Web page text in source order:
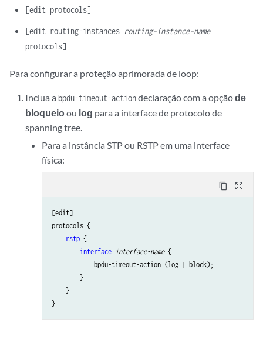
[edit protocols]
[edit routing-instances routing-instance-name
protocols]
Para configurar a proteção aprimorada de loop:
Inclua abpdu-timeout-actiondeclaração com a opçãode
bloqueioou log para a interface de protocolo de
spanning tree.
Para a instância STP ou RSTP em uma interface
física:
content_copy zoom_out_map
[edit]
protocols {
rstp {
interface interface-name {
            bpdu-timeout-action (log | block);
        }
    }
}